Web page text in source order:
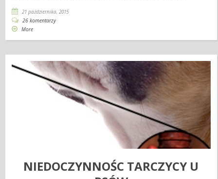
21 października, 2015
26 komentarzy
More
NIEDOCZYNNOŚC TARCZYCY U